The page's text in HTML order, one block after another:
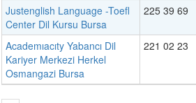
Justenglish Language -Toefl
Center Dil Kursu Bursa
225 39 69
Academıacıty Yabancı Dil
Kariyer Merkezi Herkel
Osmangazi Bursa
221 02 23